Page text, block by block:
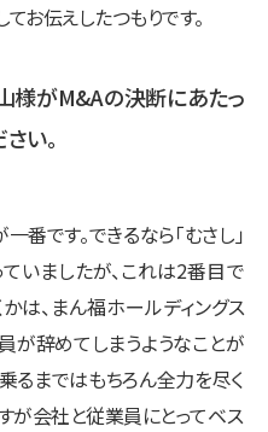
お伝えしたつもりです。
様がM&Aの決断にあたっ
い。
番です。できるなら「むさし」
いましたが、これは2番目で
は、まん福ホールディングス
が辞めてしまうようなことが
るまではもちろん全力を尽く
が会社と従業員にとってベス